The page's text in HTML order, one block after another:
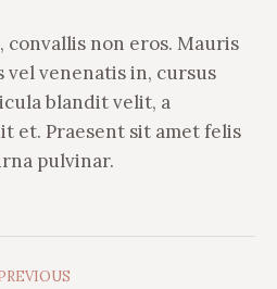
convallis non eros. Mauris
vel venenatis in, cursus
blandit velit, a
et. Praesent sit amet felis
pulvinar.